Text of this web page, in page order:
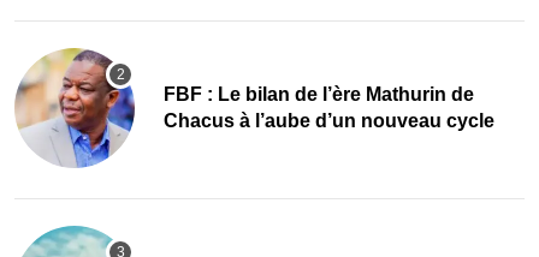
FBF : Le bilan de l’ère Mathurin de
Chacus à l’aube d’un nouveau cycle